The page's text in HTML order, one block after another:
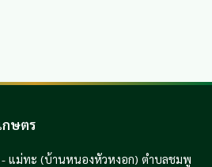
กษตร
แม่ทะ (บ้านหนองหัวหงอก) ตำบลชมพู